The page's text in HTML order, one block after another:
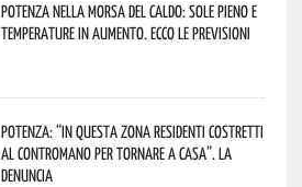
Potenza nella morsa del caldo: sole pieno e
temperature in aumento. Ecco le previsioni
Potenza: “In questa zona residenti costretti
al contromano per tornare a casa”. La
denuncia